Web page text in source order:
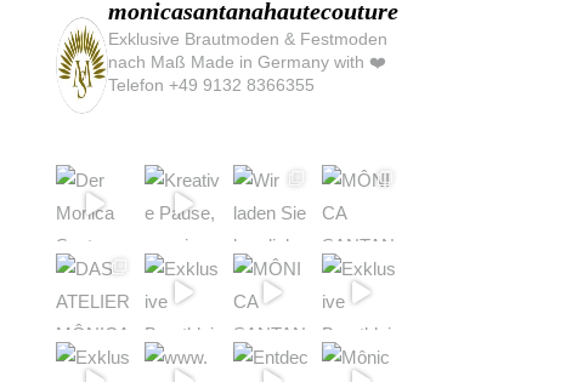
monicasantanahautecouture
Exklusive Brautmoden & Festmoden
nach Maß Made in Germany with ❤️
Telefon +49 9132 8366355